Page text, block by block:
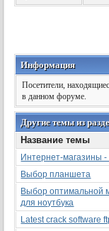
Информация
Посетители,
в данном форуме.
Другие темы из
Название темы
Интернет-магазины
Выбор планшета
Выбор оптимальной
для ноутбука
Latest crack software